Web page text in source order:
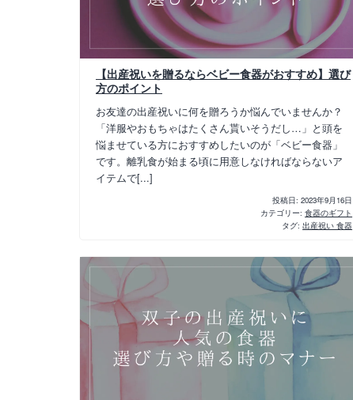
【出産祝いを贈るならベビー食器がおすすめ】選び
方のポイント
お友達の出産祝いに何を贈ろうか悩んでいませんか？
「洋服やおもちゃはたくさん貰いそうだし…」と頭を
悩ませている方におすすめしたいのが「ベビー食器」
です。離乳食が始まる頃に用意しなければならないア
イテムで[...]
投稿日:2023年9月16日
カテゴリー:食器のギフト
タグ:出産祝い 食器